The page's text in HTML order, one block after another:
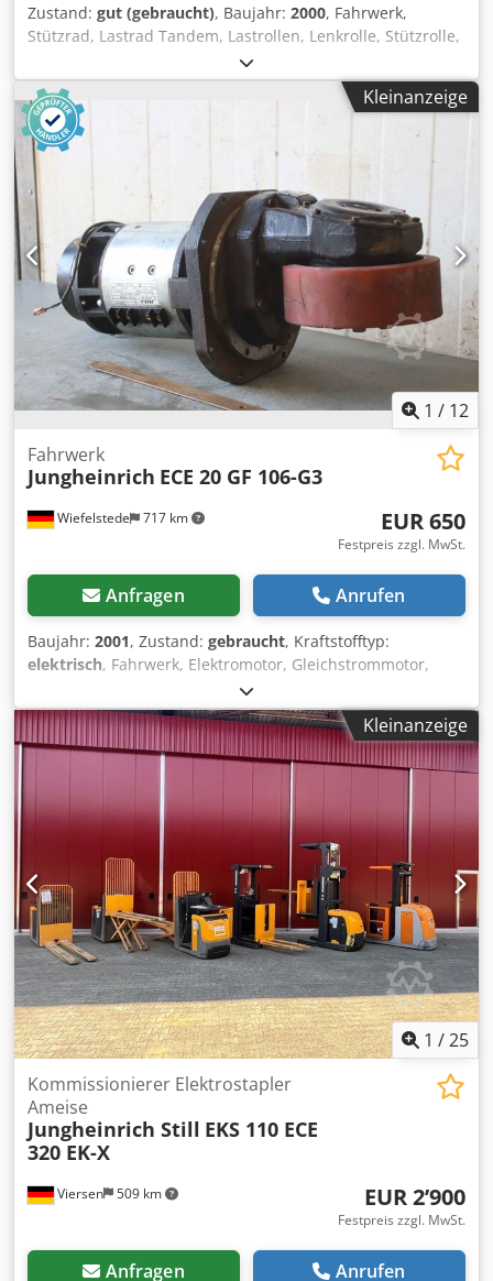
Zustand: gut (gebraucht), Baujahr: 2000, Fahrwerk,
Stützrad, Lastrad Tandem, Lastrollen, Lenkrolle, Stützrolle,
Bockrolle, Schwenkrad, Stützradbock -Hersteller:
Powerthane / Jungheinrich, Stützrad aus Elektro-
Hubwagen ECE 20 -Radgröße: 180 x 65 mm -Anzahl: 1x
Stützrolle vorhanden Chjdpfxsi Aqaqs Ak Eja -
Abmessungen: 240/160/H280 mm -Gewicht: 13 kg
Kleinanzeige
1 / 12
Wiefelstede 717 km
Fahrwerk
Jungheinrich ECE 20 GF 106-G3
EUR 650
Festpreis zzgl. MwSt.
Anfragen Anrufen
Baujahr: 2001, Zustand: gebraucht, Kraftstofftyp:
elektrisch, Fahrwerk, Elektromotor, Gleichstrommotor,
Fahrmotor, Antriebsmotor Komissionierstapler,
Antriebsrad Elektrohubwagen -Hersteller: Jungheinrich,
Fahrwerk Antriebsmotor aus Elektro-Hubwagen ECE 20 -
Antriebsmotor: juli GF 106-G3 24V 2,0 kW Chjdpfx Aei Dud
Dsk Eea -Rad: Ø 218 mm -Einzelkomponenten: siehe Fotos -
Anzahl: 1x Fahrwerk vorhanden -Preis: pro Stück -
Abmessungen: 295/277/H630 mm -Gewicht: 73 kg/St.
Kleinanzeige
1 /25
Viersen 509 km
Kommissionierer Elektrostapler
Ameise
Jungheinrich Still EKS 110 ECE
320 EK-X
EUR 2’900
Festpreis zzgl. MwSt.
Anfragen Anrufen